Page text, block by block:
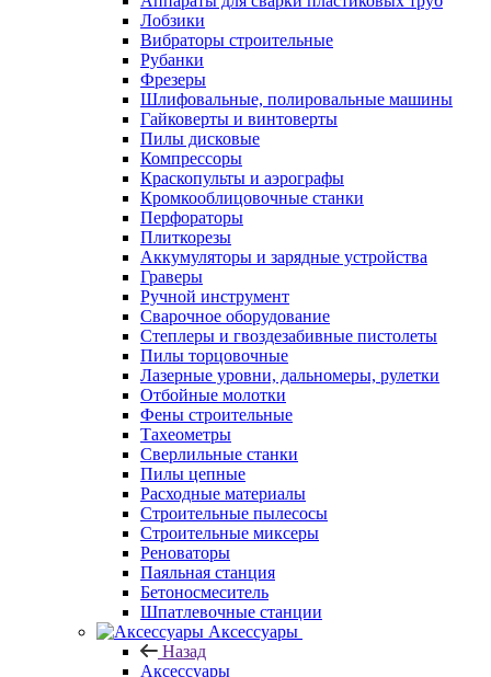
Лобзики
Вибраторы строительные
Рубанки
Фрезеры
Шлифовальные, полировальные машины
Гайковерты и винтоверты
Пилы дисковые
Компрессоры
Краскопульты и аэрографы
Кромкооблицовочные станки
Перфораторы
Плиткорезы
Аккумуляторы и зарядные устройства
Граверы
Ручной инструмент
Сварочное оборудование
Степлеры и гвоздезабивные пистолеты
Пилы торцовочные
Лазерные уровни, дальномеры, рулетки
Отбойные молотки
Фены строительные
Тахеометры
Сверлильные станки
Пилы цепные
Расходные материалы
Строительные пылесосы
Строительные миксеры
Реноваторы
Паяльная станция
Бетоносмеситель
Шпатлевочные станции
Аксессуары
Назад
Аксессуары